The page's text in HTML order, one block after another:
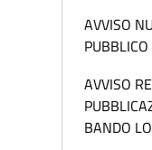
AVVISO
AVVISO
BANDO